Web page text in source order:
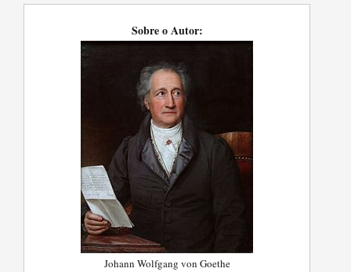
Sobre o Autor:
Johann Wolfgang von Goethe